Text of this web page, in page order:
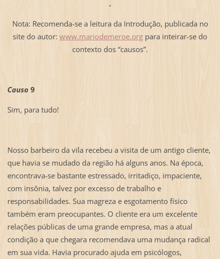
.
Nota: Recomenda-se a leitura da Introdução, publicada no
site do autor: www.mariodemeroe.org para inteirar-se do
contexto dos “causos”.
Causo 9
Sim, para tudo!
Nosso barbeiro da vila recebeu a visita de um antigo cliente,
que havia se mudado da região há alguns anos. Na época,
encontrava-se bastante estressado, irritadiço, impaciente,
com insônia, talvez por excesso de trabalho e
responsabilidades. Sua magreza e esgotamento físico
também eram preocupantes. O cliente era um excelente
relações públicas de uma grande empresa, mas a atual
condição a que chegara recomendava uma mudança radical
em sua vida. Havia procurado ajuda em psicólogos,